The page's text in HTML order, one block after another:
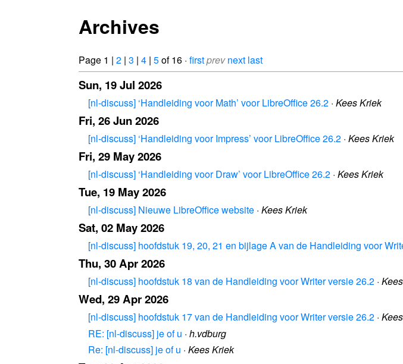
Archives
Page 1 | 2 | 3 | 4 | 5of 16 · firstprev next last
Sun, 19 Jul 2026
[nl-discuss] ‘Handleiding voor Math’ voor LibreOffice 26.2 · Kees Kriek
Fri, 26 Jun 2026
[nl-discuss] ‘Handleiding voor Impress’ voor LibreOffice 26.2 · Kees Kriek
Fri, 29 May 2026
[nl-discuss] ‘Handleiding voor Draw’ voor LibreOffice 26.2 · Kees Kriek
Tue, 19 May 2026
[nl-discuss] Nieuwe LibreOffice website · Kees Kriek
Sat, 02 May 2026
[nl-discuss] hoofdstuk 19, 20, 21 en bijlage A van de Handleiding voor
Thu, 30 Apr 2026
[nl-discuss] hoofdstuk 18 van de Handleiding voor Writer versie 26.2 ·
Wed, 29 Apr 2026
[nl-discuss] hoofdstuk 17 van de Handleiding voor Writer versie 26.2 ·
RE: [nl-discuss] je of u · h.vdburg
Re: [nl-discuss] je of u · Kees Kriek